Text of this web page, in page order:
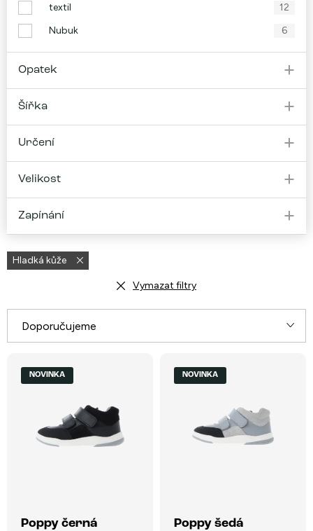
textil
12
Nubuk
6
Opatek
Šířka
Určení
Velikost
Zapínání
Hladká kůže
Vymazat filtry
a
Doporučujeme
Nejprodávanější
NOVINKA
Poppy černá
NOVINKA
Poppy šedá